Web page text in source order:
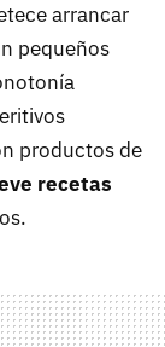
arrancar
pequeños
productos de
recetas